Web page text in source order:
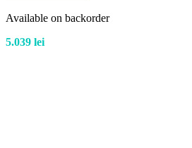
Available on backorder
5.039 lei